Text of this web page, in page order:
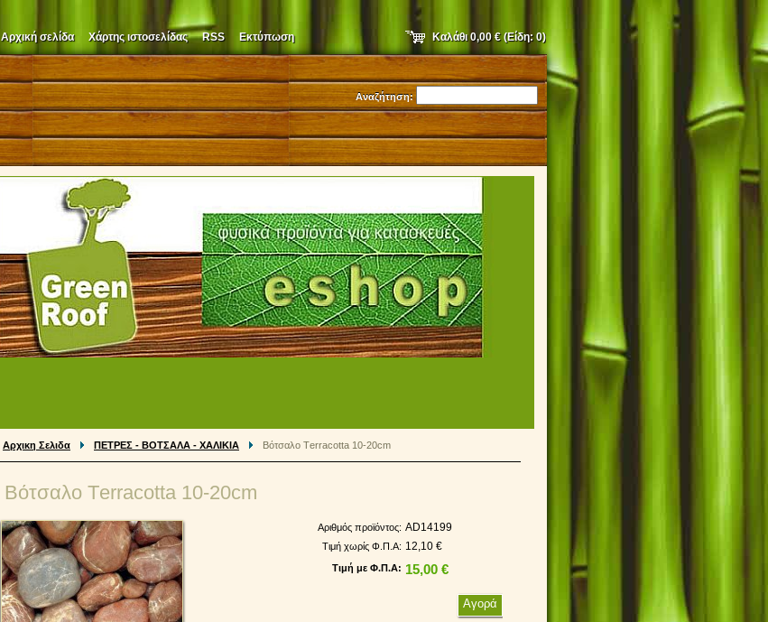
Αναζήτηση:
Αρχικη Σελιδα ΠΕΤΡΕΣ - ΒΟΤΣΑΛΑ - ΧΑΛΙΚΙΑ Βότσαλο Τerracotta 10-20cm
Βότσαλο Τerracotta 10-20cm
Αριθμός προϊόντος: AD14199
Τιμή χωρίς Φ.Π.Α: 12,10 €
Τιμή με Φ.Π.Α: 15,00 €
Καλάθι0,00 €(Είδη: 0)
Αρχική σελίδα Χάρτης ιστοσελίδας RSS Εκτύπωση